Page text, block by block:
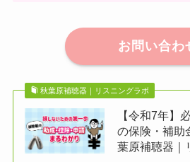
お問い合わ
秋葉原補聴器｜リスニングラボ
【令和7年】
の保険・補助
葉原補聴器｜